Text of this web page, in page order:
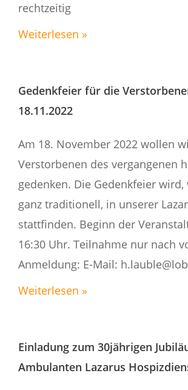
rechtzeitig
Weiterlesen »
Gedenkfeier für die
18.11.2022
Am 18. November 2022 wollen
Verstorbenen des vergangenen
gedenken. Die Gedenkfeier
ganz traditionell, in unserer
stattfinden. Beginn der
16:30 Uhr. Teilnahme nur nach
Anmeldung: E-Mail:
Weiterlesen »
Einladung zum 30jährigen
Ambulanten Lazarus